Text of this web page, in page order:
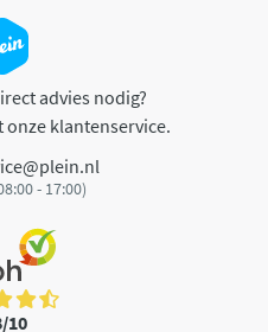
advies nodig?
onze klantenservice.
- 17:00)
10